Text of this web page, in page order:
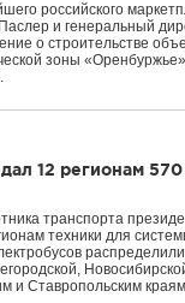
российского
и генеральный
о строительстве
зоны
12 регионам
транспорта
техники для
и Ставропольским